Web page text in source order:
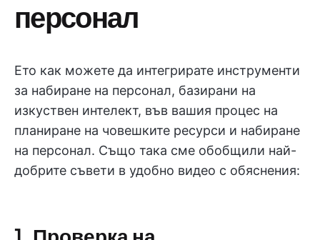
персонал
Ето как можете да интегрирате инструменти
за набиране на персонал, базирани на
изкуствен интелект, във вашия процес на
планиране на човешките ресурси и набиране
на персонал. Също така сме обобщили най-
добрите съвети в удобно видео с обяснения: